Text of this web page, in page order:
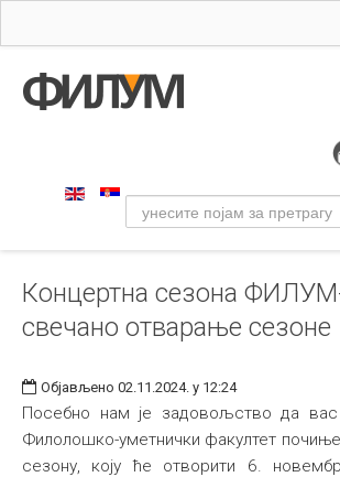
Упис
Уметност
Музичка уметност
Примењена и ликовна уметност
Издаваштво
Библиотека
Концертна сезона
свечано отварање сезоне
Објављено 02.11.2024. у 12:24
Посебно нам је задовољство да
Филолошко-уметнички факултет почиње
сезону, коју ће отворити 6.